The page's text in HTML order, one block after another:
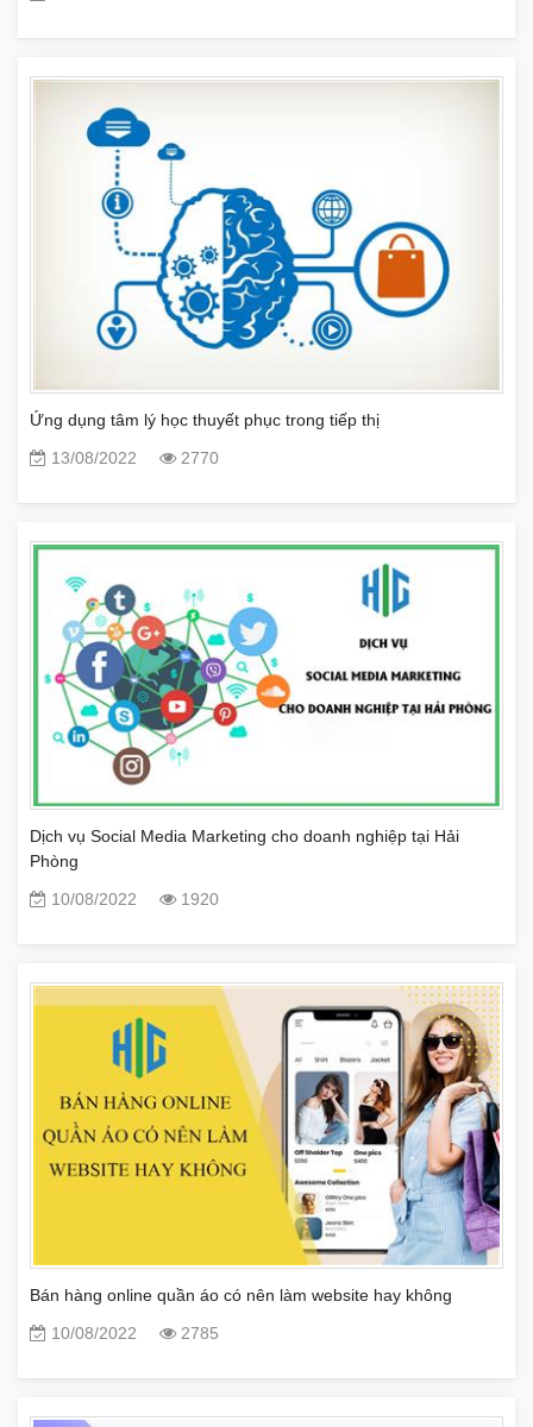
Ứng dụng tâm lý học thuyết phục trong tiếp thị
13/08/2022
2770
Dịch vụ Social Media Marketing cho doanh nghiệp tại Hải
Phòng
10/08/2022
1920
Bán hàng online quần áo có nên làm website hay không
10/08/2022
2785